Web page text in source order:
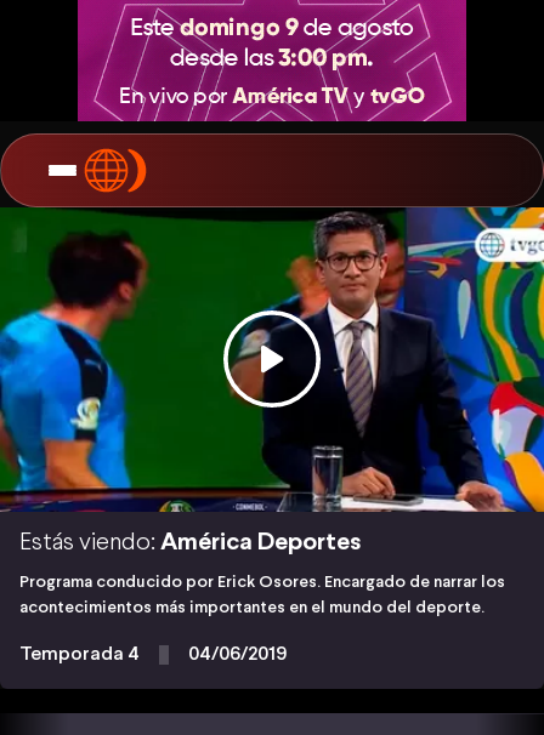
Estás viendo: América Deportes
Programa conducido por Erick Osores. Encargado de narrar los
acontecimientos más importantes en el mundo del deporte.
Temporada 4 04/06/2019